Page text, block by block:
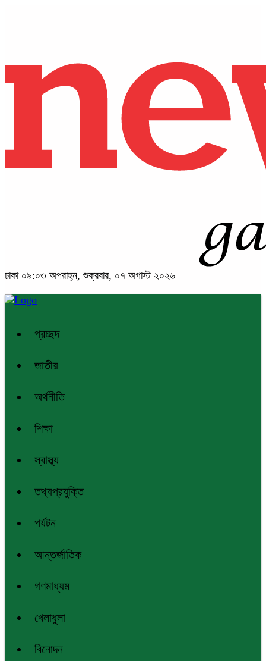
ঢাকা ০৯:০৩ অপরাহ্ন, শুক্রবার, ০৭ অগাস্ট ২০২৬
প্রচ্ছদ
জাতীয়
অর্থনীতি
শিক্ষা
স্বাস্থ্য
তথ্যপ্রযুক্তি
পর্যটন
আন্তর্জাতিক
গণমাধ্যম
খেলাধুলা
বিনোদন